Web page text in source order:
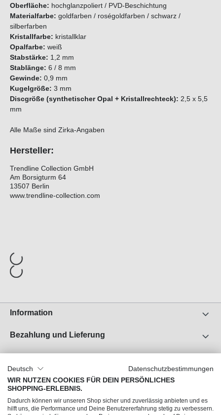
Oberfläche: hochglanzpoliert / PVD-Beschichtung
Materialfarbe: goldfarben / roségoldfarben / schwarz /
silberfarben
Kristallfarbe: kristallklar
Opalfarbe: weiß
Stabstärke: 1,2 mm
Stablänge: 6 / 8 mm
Gewinde: 0,9 mm
Kugelgröße: 3 mm
Discgröße (synthetischer Opal + Kristallrechteck): 2,5 x 5,5
mm
Alle Maße sind Zirka-Angaben
Hersteller:
Trendline Collection GmbH
Am Borsigturm 64
13507 Berlin
www.trendline-collection.com
Information
Bezahlung und Lieferung
Über uns
Jobs
Impressum
Deutsch
Datenschutzbestimmungen
WIR NUTZEN COOKIES FÜR DEIN PERSÖNLICHES
SHOPPING-ERLEBNIS.
Dadurch können wir unseren Shop sicher und zuverlässig anbieten und es
hilft uns, die Performance und Deine Benutzererfahrung stetig zu verbessern.